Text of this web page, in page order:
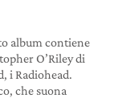
album contiene
O’Riley di
i Radiohead.
che suona